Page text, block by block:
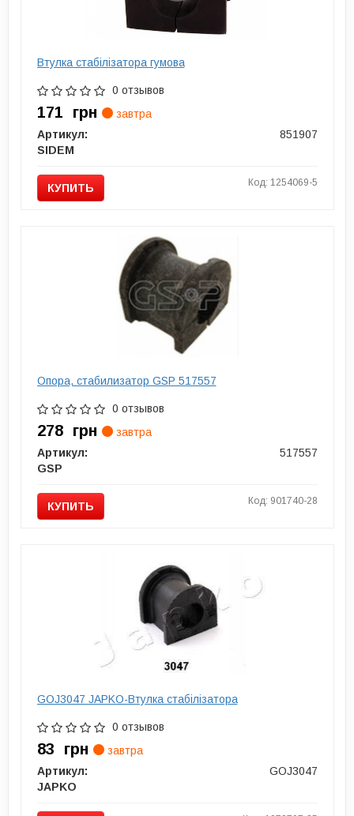
Втулка стабілізатора гумова
0 отзывов
171 грн
завтра
Артикул:
851907
SIDEM
КУПИТЬ Код: 1254069-5
Опора, стабилизатор GSP 517557
0 отзывов
278 грн
завтра
Артикул:
517557
GSP
КУПИТЬ Код: 901740-28
GOJ3047 JAPKO-Втулка стабілізатора
0 отзывов
83 грн
завтра
Артикул:
GOJ3047
JAPKO